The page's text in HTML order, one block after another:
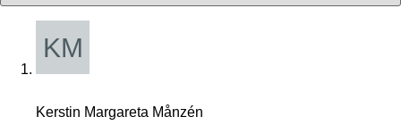
Kerstin Margareta Månzén